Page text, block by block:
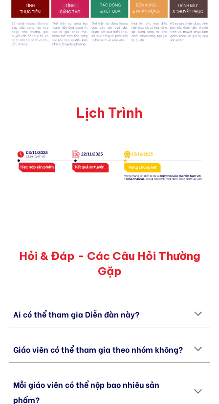
Lịch Trình
Hỏi & Đáp - Các Câu Hỏi Thường
Gặp
Ai có thể tham gia Diễn đàn này?
Giáo viên có thể tham gia theo nhóm không?
Mỗi giáo viên có thể nộp bao nhiêu sản
phẩm?